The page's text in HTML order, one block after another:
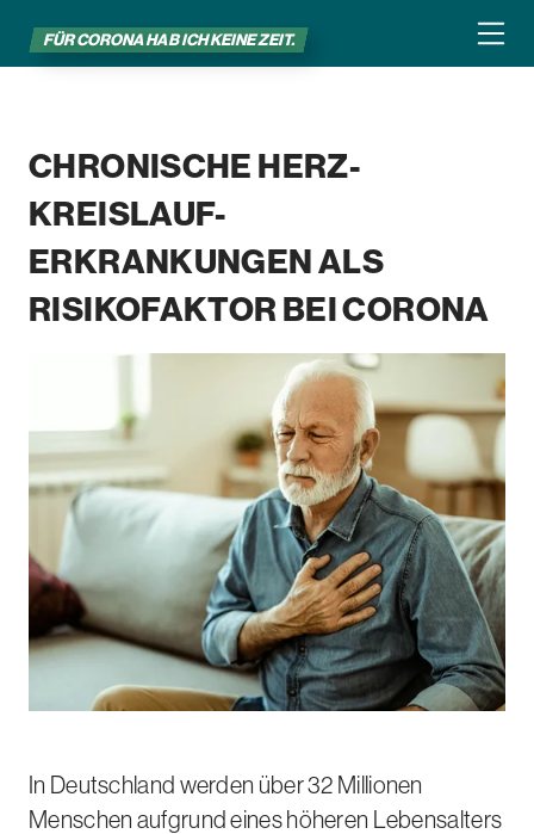
FÜR CORONA HAB ICH KEINE ZEIT.
CHRONISCHE HERZ-
KREISLAUF-
ERKRANKUNGEN ALS
RISIKOFAKTOR BEI CORONA
In Deutschland werden über 32 Millionen
Menschen aufgrund eines höheren Lebensalters